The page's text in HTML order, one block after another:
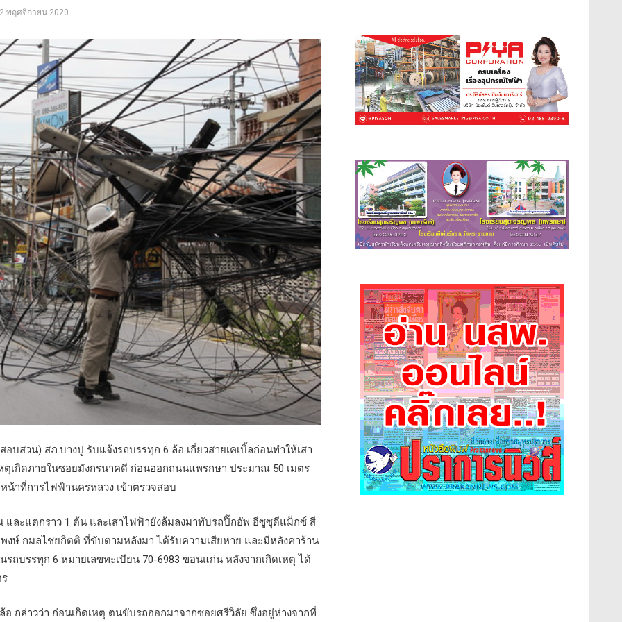
พฤศจิกายน 2020
อบสวน) สภ.บางปู รับแจ้งรถบรรทุก 6 ล้อ เกี่ยวสายเคเบิ้ลก่อนทำให้เสา
เกิดภายในซอยมังกรนาคดี ก่อนออกถนนแพรกษา ประมาณ 50 เมตร
น้าที่การไฟฟ้านครหลวง เข้าตรวจสอบ
และแตกราว 1 ต้น และเสาไฟฟ้ายังล้มลงมาทับรถปิ๊กอัพ อีซูซุดีแม็กซ์ สี
งษ์ กมลไชยกิตติ ที่ขับตามหลังมา ได้รับความเสียหาย และมีหลังคาร้าน
ถบรรทุก 6 หมายเลขทะเบียน 70-6983 ขอนแก่น หลังจากเกิดเหตุ ได้
กล่าวว่า ก่อนเกิดเหตุ ตนขับรถออกมาจากซอยศรีวิลัย ซึ่งอยู่ห่างจากที่